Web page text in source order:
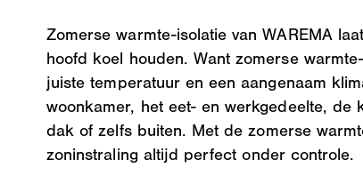
Zomerse warmte-isolatie van WAREMA
hoofd koel houden. Want zomerse
juiste temperatuur en een aangenaam
woonkamer, het eet- en werkgedeelte, de
dak of zelfs buiten. Met de zomerse
zoninstraling altijd perfect onder controle.